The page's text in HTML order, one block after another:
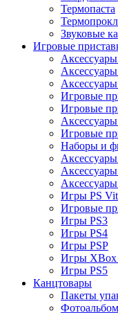
Термопаста
Звуковые
Игровые
Игровые
Игровые
Игровые
Наборы и
Игры PS
Игровые
Игры PS3
Игры PS4
Игры PSP
Игры XBox
Игры PS5
Канцтовары
Пакеты